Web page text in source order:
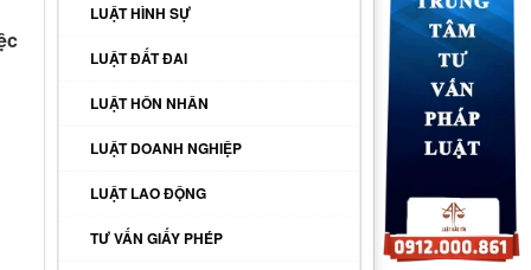
LUẬT HÌNH SỰ
LUẬT ĐẤT ĐAI
LUẬT HÔN NHÂN
LUẬT DOANH NGHIỆP
LUẬT LAO ĐỘNG
TƯ VẤN GIẤY PHÉP